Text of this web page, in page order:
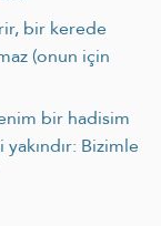
bir kerede
(onun için
bir hadisim
Bizimle